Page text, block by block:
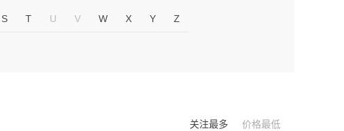
S T U V W X Y Z
关注最多 价格最低